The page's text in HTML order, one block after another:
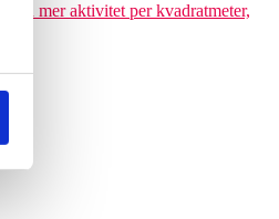
mer aktivitet per kvadratmeter,